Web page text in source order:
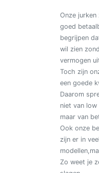
Onze jurken
goed
begrijpen
wil zien
vermogen
Toch zijn
een goede
Daarom
niet van
maar van
Ook onze
zijn er in
Zo weet je